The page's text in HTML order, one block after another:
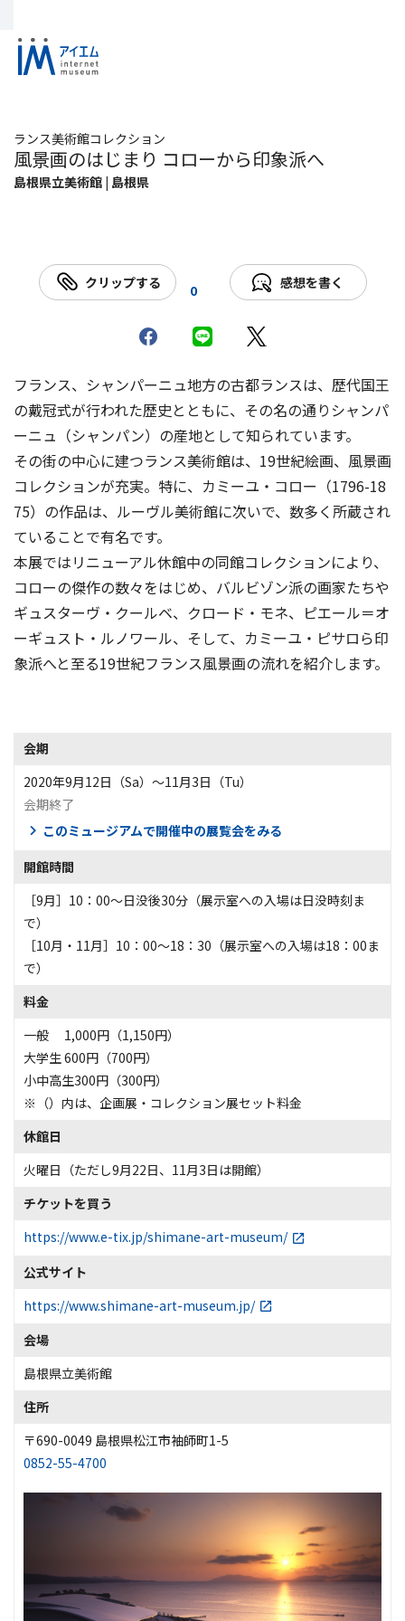
ランス美術館コレクション
風景画のはじまり コローから印象派へ
島根県立美術館 | 島根県
クリップする 0 感想を書く
フランス、シャンパーニュ地方の古都ランスは、歴代国王
の戴冠式が行われた歴史とともに、その名の通りシャンパ
ーニュ（シャンパン）の産地として知られています。
その街の中心に建つランス美術館は、19世紀絵画、風景画
コレクションが充実。特に、カミーユ・コロー（1796-18
75）の作品は、ルーヴル美術館に次いで、数多く所蔵され
ていることで有名です。
本展ではリニューアル休館中の同館コレクションにより、
コローの傑作の数々をはじめ、バルビゾン派の画家たちや
ギュスターヴ・クールベ、クロード・モネ、ピエール＝オ
ーギュスト・ルノワール、そして、カミーユ・ピサロら印
象派へと至る19世紀フランス風景画の流れを紹介します。
会期
2020年9月12日（Sa）〜11月3日（Tu）
会期終了
このミュージアムで開催中の展覧会をみる
開館時間
［9月］10：00～日没後30分（展示室への入場は日没時刻ま
で）
［10月・11月］10：00～18：30（展示室への入場は18：00ま
で）
料金
一般 1,000円（1,150円）
大学生 600円（700円）
小中高生300円（300円）
※（）内は、企画展・コレクション展セット料金
休館日
火曜日（ただし9月22日、11月3日は開館）
チケットを買う
https://www.e-tix.jp/shimane-art-museum/
公式サイト
https://www.shimane-art-museum.jp/
会場
島根県立美術館
住所
〒690-0049 島根県松江市袖師町1-5
0852-55-4700